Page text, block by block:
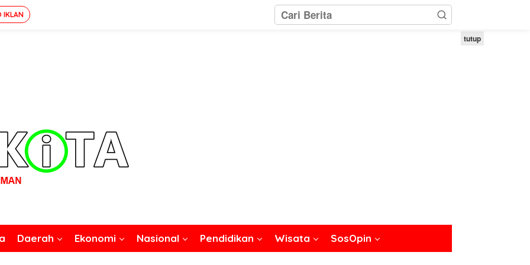
IKLAN
Daerah Ekonomi Nasional Pendidikan Wisata SosOpin
tutup